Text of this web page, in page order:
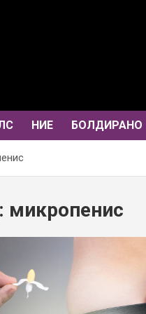
НИЕ БОЛДИРАНО
микропенис